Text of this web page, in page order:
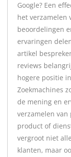
Google? Een
het verzamelen
beoordelingen
ervaringen
artikel
reviews
hogere positie
Zoekmachines
de mening en
verzamelen
product of
vergroot niet
klanten, maar